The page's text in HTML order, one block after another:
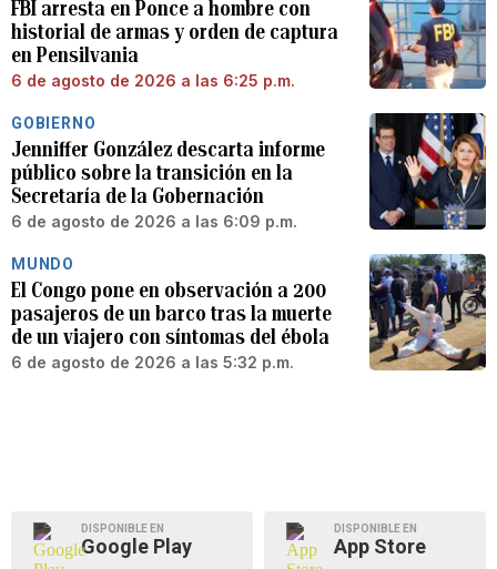
FBI arresta en Ponce a hombre con
historial de armas y orden de captura
en Pensilvania
6 de agosto de 2026 a las 6:25 p.m.
GOBIERNO
Jenniffer González descarta informe
público sobre la transición en la
Secretaría de la Gobernación
6 de agosto de 2026 a las 6:09 p.m.
MUNDO
El Congo pone en observación a 200
pasajeros de un barco tras la muerte
de un viajero con síntomas del ébola
6 de agosto de 2026 a las 5:32 p.m.
DISPONIBLE EN
Google Play
DISPONIBLE EN
App Store